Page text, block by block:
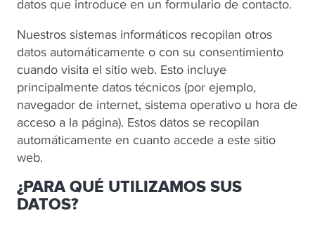
datos que introduce en un formulario de contacto.
Nuestros sistemas informáticos recopilan otros
datos automáticamente o con su consentimiento
cuando visita el sitio web. Esto incluye
principalmente datos técnicos (por ejemplo,
navegador de internet, sistema operativo u hora de
acceso a la página). Estos datos se recopilan
automáticamente en cuanto accede a este sitio
web.
¿PARA QUÉ UTILIZAMOS SUS
DATOS?